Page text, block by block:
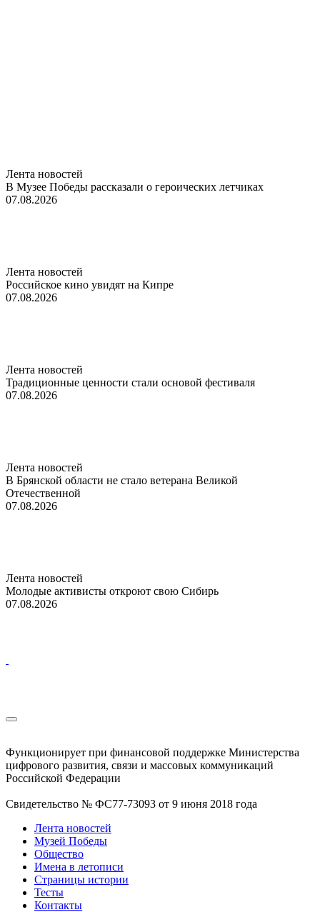
Лента новостей
В Музее Победы рассказали о героических летчиках
07.08.2026
Лента новостей
Российское кино увидят на Кипре
07.08.2026
Лента новостей
Традиционные ценности стали основой фестиваля
07.08.2026
Лента новостей
В Брянской области не стало ветерана Великой
Отечественной
07.08.2026
Лента новостей
Молодые активисты откроют свою Сибирь
07.08.2026
Функционирует при финансовой поддержке Министерства
цифрового развития, связи и массовых коммуникаций
Российской Федерации
Свидетельство № ФС77-73093 от 9 июня 2018 года
Лента новостей
Музей Победы
Общество
Имена в летописи
Страницы истории
Тесты
Контакты